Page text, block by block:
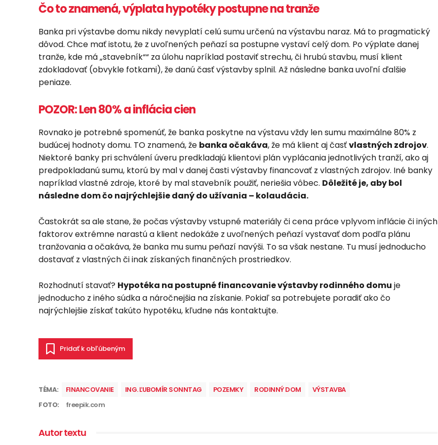
Čo to znamená, výplata hypotéky postupne na tranže
Banka pri výstavbe domu nikdy nevyplatí celú sumu určenú na výstavbu naraz. Má to pragmatický
dôvod. Chce mať istotu, že z uvoľnených peňazí sa postupne vystaví celý dom. Po výplate danej
tranže, kde má „stavebník““ za úlohu napríklad postaviť strechu, či hrubú stavbu, musí klient
zdokladovať (obvykle fotkami), že danú časť výstavby splnil. Až následne banka uvoľní ďalšie
peniaze.
POZOR: Len 80% a inflácia cien
Rovnako je potrebné spomenúť, že banka poskytne na výstavu vždy len sumu maximálne 80% z
budúcej hodnoty domu. TO znamená, že banka očakáva, že má klient aj časťvlastných zdrojov.
Niektoré banky pri schválení úveru predkladajú klientovi plán vyplácania jednotlivých tranží, ako aj
predpokladanú sumu, ktorú by mal v danej časti výstavby financovať z vlastných zdrojov. Iné banky
napríklad vlastné zdroje, ktoré by mal stavebník použiť, neriešia vôbec. Dôležité je, aby bol
následne dom čo najrýchlejšie daný do užívania – kolaudácia.
Častokrát sa ale stane, že počas výstavby vstupné materiály či cena práce vplyvom inflácie či iných
faktorov extrémne narastú a klient nedokáže z uvoľnených peňazí vystavať dom podľa plánu
tranžovania a očakáva, že banka mu sumu peňazí navýši. To sa však nestane. Tu musí jednoducho
dostavať z vlastných či inak získaných finančných prostriedkov.
Rozhodnutí stavať? Hypotéka na postupné financovanie výstavby rodinného domu je
jednoducho z iného súdka a náročnejšia na získanie. Pokiaľ sa potrebujete poradiť ako čo
najrýchlejšie získať takúto hypotéku, kľudne nás kontaktujte.
Pridať k obľúbeným
TÉMA: FINANCOVANIE ING. ĽUBOMÍR SONNTAG POZEMKY RODINNÝ DOM
VÝSTAVBA
FOTO:
freepik.com
Autor textu